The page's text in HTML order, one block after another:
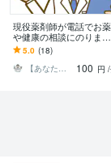
現役薬剤師が電話でお薬
や健康の相談にのります
お薬や健康について薬剤
師に聞きたいことありま
せんか？
5.0 (18)
【あなたのかかりつけ薬剤師】
100 円